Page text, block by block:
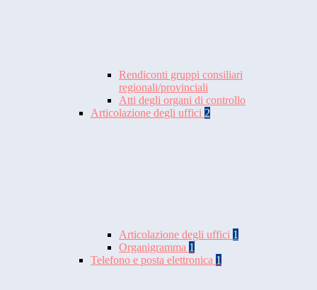
Rendiconti gruppi consiliari
regionali/provinciali
Atti degli organi di controllo
Articolazione degli uffici 2
Articolazione degli uffici 1
Organigramma 1
Telefono e posta elettronica 1